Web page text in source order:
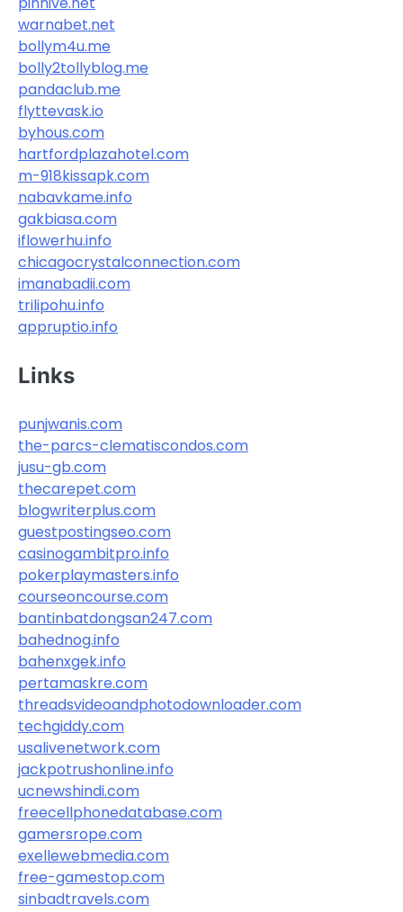
warnabet.net
bollym4u.me
bolly2tollyblog.me
pandaclub.me
flyttevask.io
byhous.com
hartfordplazahotel.com
m-918kissapk.com
nabavkame.info
gakbiasa.com
iflowerhu.info
chicagocrystalconnection.com
imanabadii.com
trilipohu.info
appruptio.info
Links
punjwanis.com
the-parcs-clematiscondos.com
jusu-gb.com
thecarepet.com
blogwriterplus.com
guestpostingseo.com
casinogambitpro.info
pokerplaymasters.info
courseoncourse.com
bantinbatdongsan247.com
bahednog.info
bahenxgek.info
pertamaskre.com
threadsvideoandphotodownloader.com
techgiddy.com
usalivenetwork.com
jackpotrushonline.info
ucnewshindi.com
freecellphonedatabase.com
gamersrope.com
exellewebmedia.com
free-gamestop.com
sinbadtravels.com